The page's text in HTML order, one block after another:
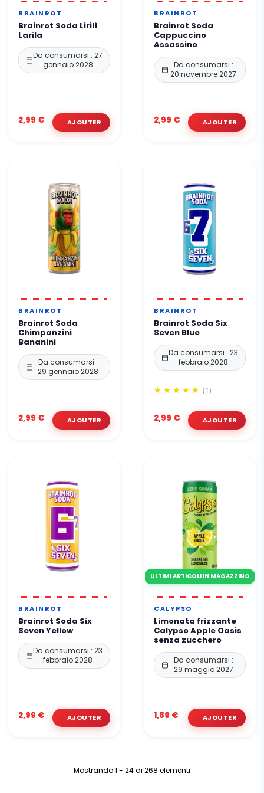
BRAINROT
Brainrot Soda Lirilì
Larila
Da consumarsi : 27
gennaio 2028
2,99 €
BRAINROT
Brainrot Soda
Cappuccino
Assassino
Da consumarsi :
20 novembre 2027
2,99 €
BRAINROT
Brainrot Soda
Chimpanzini
Bananini
Da consumarsi :
29 gennaio 2028
2,99 €
BRAINROT
Brainrot Soda Six
Seven Blue
Da consumarsi : 23
febbraio 2028
(1)
2,99 €
BRAINROT
Brainrot Soda Six
Seven Yellow
Da consumarsi : 23
febbraio 2028
2,99 €
ULTIMI ARTICOLI IN MAGAZZINO
CALYPSO
Limonata frizzante
Calypso Apple Oasis
senza zucchero
Da consumarsi :
29 maggio 2027
1,89 €
Mostrando 1 - 24 di 268 elementi